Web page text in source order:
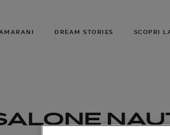
DREAM STORIES SCOPRI